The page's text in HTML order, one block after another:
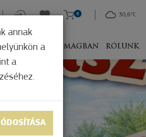
MIVEL CSOMAGBAN RÓLUNK
0 30,6°C
annak
a
a